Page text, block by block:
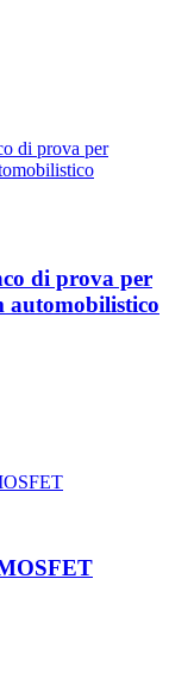
di prova per
automobilistico